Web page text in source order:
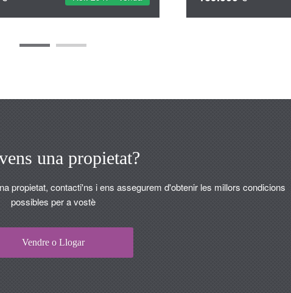
una propietat?
propietat, contacti'ns i ens assegurem d'obtenir les millors condicions
possibles per a vostè
Vendre o Llogar